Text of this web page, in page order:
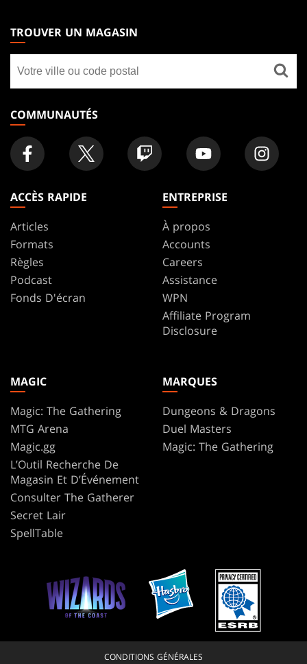
THE
GATHERING
FOOTER
TROUVER UN MAGASIN
un
magasin
COMMUNAUTÉS
ACCÈS RAPIDE
Articles
Formats
Règles
Podcast
Fonds D'écran
ENTREPRISE
À propos
Accounts
Careers
Assistance
WPN
Affiliate Program
Disclosure
MAGIC
Magic: The Gathering
MTG Arena
Magic.gg
L’Outil Recherche De
Magasin Et D’Événement
Consulter The Gatherer
Secret Lair
SpellTable
MARQUES
Dungeons & Dragons
Duel Masters
Magic: The Gathering
CONDITIONS GÉNÉRALES